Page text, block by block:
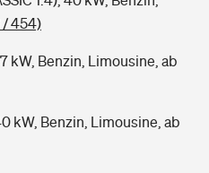
/ 454)
kW, Benzin, Limousine, ab
kW, Benzin, Limousine, ab